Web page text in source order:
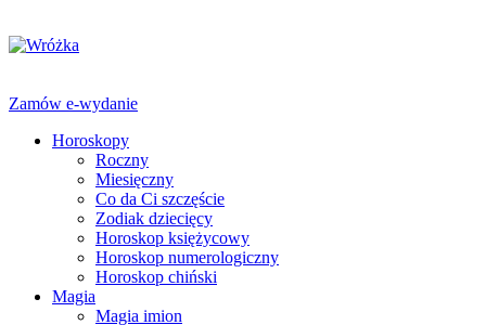
Zamów e-wydanie
Horoskopy
Roczny
Miesięczny
Co da Ci szczęście
Zodiak dziecięcy
Horoskop księżycowy
Horoskop numerologiczny
Horoskop chiński
Magia
Magia imion